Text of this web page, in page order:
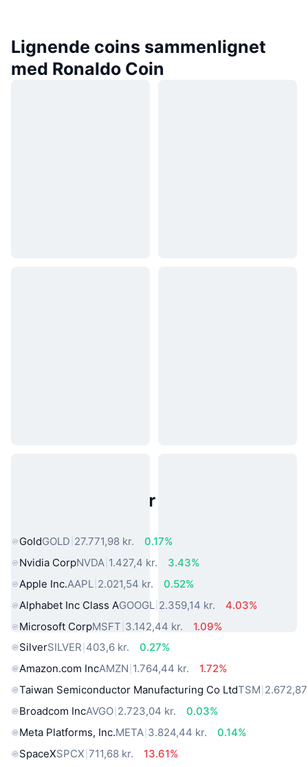
Lignende coins sammenlignet
med Ronaldo Coin
Populære aktiver fra den virkelige
GoldGOLD 27.771,98 kr.
0.17%
Nvidia CorpNVDA 1.427,4 kr.
3.43%
Apple Inc.AAPL 2.021,54 kr.
0.52%
Alphabet Inc Class AGOOGL 2.359,14 kr.
4.03%
Microsoft CorpMSFT 3.142,44 kr.
1.09%
SilverSILVER 403,6 kr.
0.27%
Amazon.com IncAMZN 1.764,44 kr.
1.72%
Taiwan Semiconductor Manufacturing Co LtdTSM
Broadcom IncAVGO 2.723,04 kr.
0.03%
Meta Platforms, Inc.META 3.824,44 kr.
0.14%
SpaceXSPCX 711,68 kr.
13.61%